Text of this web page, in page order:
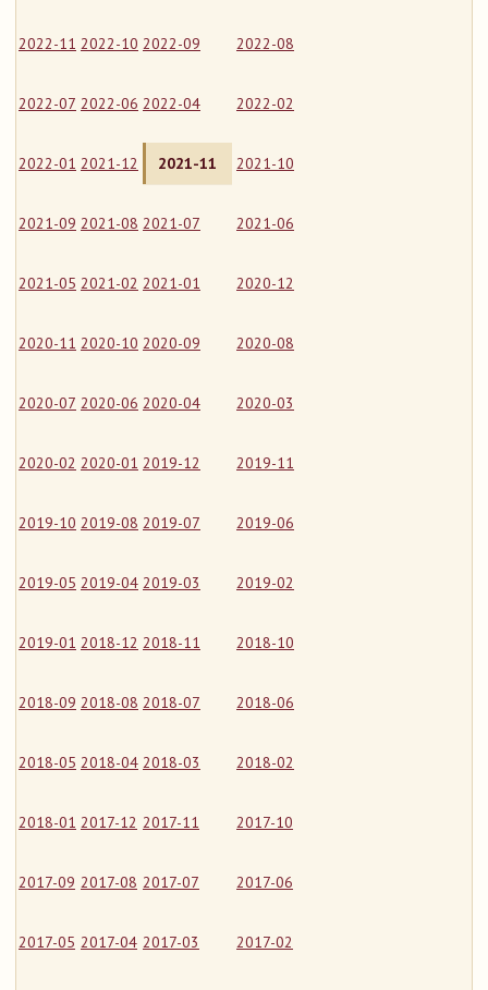
2022-11 2022-10 2022-09 2022-08
2022-07 2022-06 2022-04 2022-02
2022-01 2021-12 2021-11 2021-10
2021-09 2021-08 2021-07 2021-06
2021-05 2021-02 2021-01 2020-12
2020-11 2020-10 2020-09 2020-08
2020-07 2020-06 2020-04 2020-03
2020-02 2020-01 2019-12 2019-11
2019-10 2019-08 2019-07 2019-06
2019-05 2019-04 2019-03 2019-02
2019-01 2018-12 2018-11 2018-10
2018-09 2018-08 2018-07 2018-06
2018-05 2018-04 2018-03 2018-02
2018-01 2017-12 2017-11 2017-10
2017-09 2017-08 2017-07 2017-06
2017-05 2017-04 2017-03 2017-02